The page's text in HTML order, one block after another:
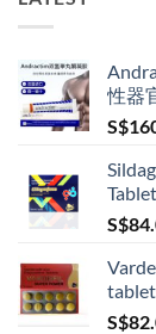
性器
S$
S$
S$